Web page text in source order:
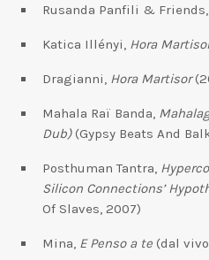
Rusanda Panfili & Friends,
Katica Illényi, Hora
Dragianni, Hora Martisor
Mahala Raï Banda,
Dub)(Gypsy Beats And
Posthuman Tantra,
Silicon Connections’
Of Slaves, 2007)
Mina, E Penso a te (dal